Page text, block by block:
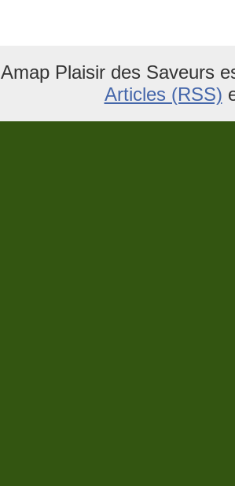
Amap Plaisir des Saveurs
Articles (RSS)